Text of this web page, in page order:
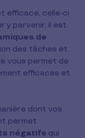
efficace, celle-ci
y parvenir, il est
de
des tâches et
vous permet de
efficaces et
dont vos
permet
négatifs qui